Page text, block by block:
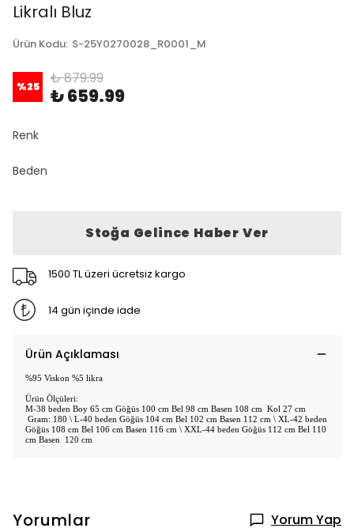
Likralı Bluz
Ürün Kodu: S-25Y0270028_R0001_M
%25 ₺ 879.99
₺ 659.99
Renk
Beden
Stoğa Gelince Haber Ver
1500 TL üzeri ücretsiz kargo
14 gün içinde iade
Ürün Açıklaması
%95 Viskon %5 likra
Ürün Ölçüleri:
M-38 beden Boy 65 cm Göğüs 100 cm Bel 98 cm Basen 108 cm Kol 27 cm
Gram: 180 \ L-40 beden Göğüs 104 cm Bel 102 cm Basen 112 cm \ XL-42 beden
Göğüs 108 cm Bel 106 cm Basen 116 cm \ XXL-44 beden Göğüs 112 cm Bel 110
cm Basen 120 cm
Yorumlar Yorum Yap